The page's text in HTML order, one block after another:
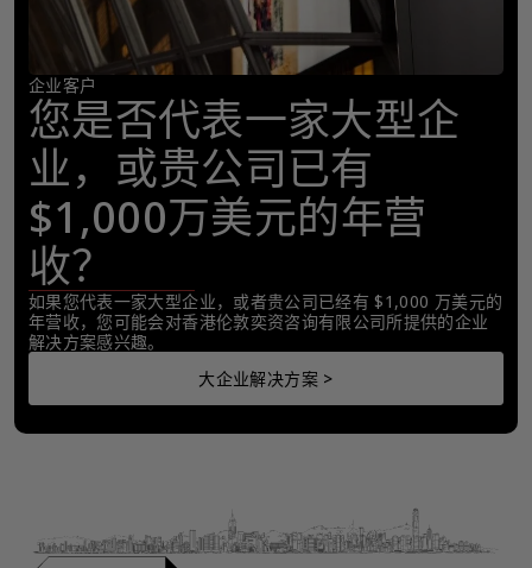
企业客户
您是否代表一家大型企
业，或贵公司已有
$1,000万美元的年营
收？
如果您代表一家大型企业，或者贵公司已经有 $1,000 万美元的
年营收，您可能会对香港伦敦奕资咨询有限公司所提供的企业
解决方案感兴趣。
大企业解决方案 >